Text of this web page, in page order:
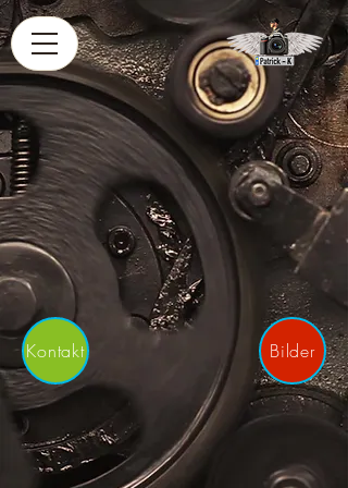
Kontakt Bilder